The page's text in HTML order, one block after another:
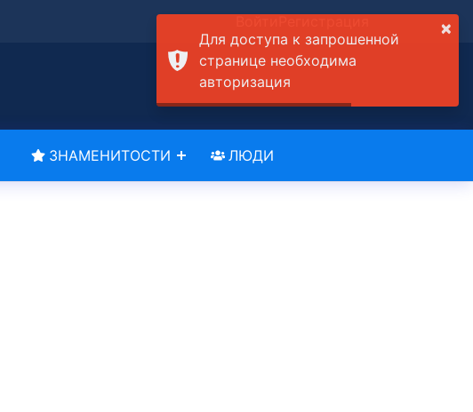
ЗНАМЕНИТОСТИ ЛЮДИ
×
Для доступа к запрошенной
странице необходима
авторизация